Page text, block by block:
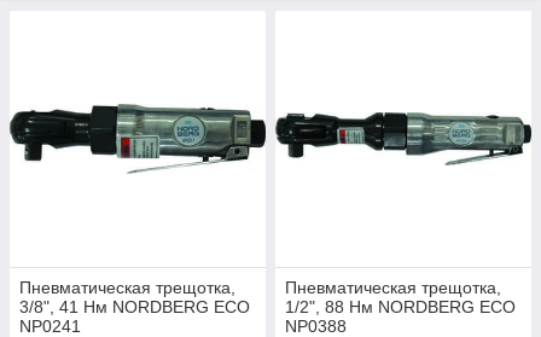
Пневматическая трещотка,
3/8", 41 Нм NORDBERG ECO
NP0241
Пневматическая трещотка,
1/2", 88 Нм NORDBERG ECO
NP0388